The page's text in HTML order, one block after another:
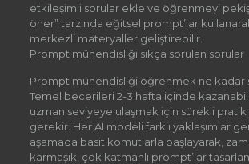
etkileşimli sorular ekle ve öğrenmeyi
öner” tarzında eğitsel prompt’lar
merkezli materyaller geliştirebilir.
Prompt mühendisliği sıkça sorulan sorular
Prompt mühendisliği öğrenmek ne kadar
Temel becerileri 2-3 hafta içinde
uzman seviyeye ulaşmak için sürekli pratik
gerekir. Her AI modeli farklı yaklaşımlar
aşamada basit komutlarla başlayarak,
karmaşık, çok katmanlı prompt’lar